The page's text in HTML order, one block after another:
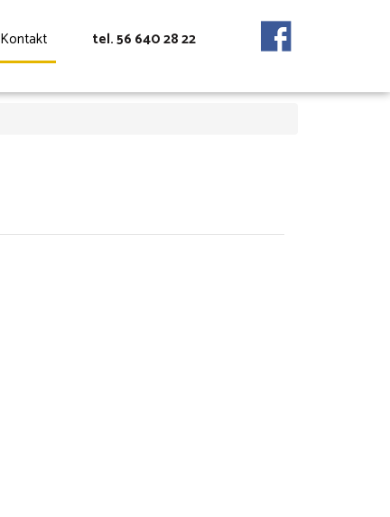
Kontakt tel. 56 640 28 22